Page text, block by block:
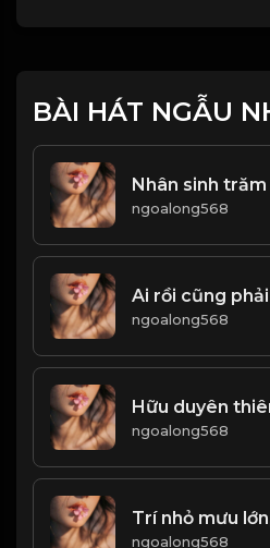
BÀI HÁT NGẪU
ngoalong568
Ai rồi cũng
ngoalong568
ngoalong568
ngoalong568